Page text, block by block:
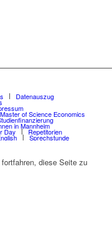
Datenauszug
Master of Science Economics
in Mannheim
Day Repetitorien
Sprechstunde
diese Seite zu